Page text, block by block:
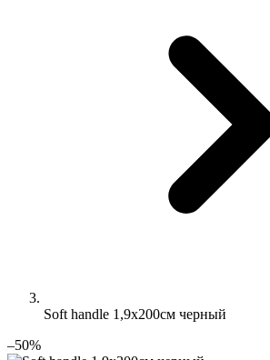
Soft handle 1,9x200см черный
–50%